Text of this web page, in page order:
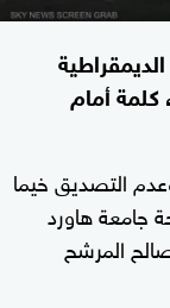
كلمة أمام
التصديق خيما
جامعة هاورد
المرشح